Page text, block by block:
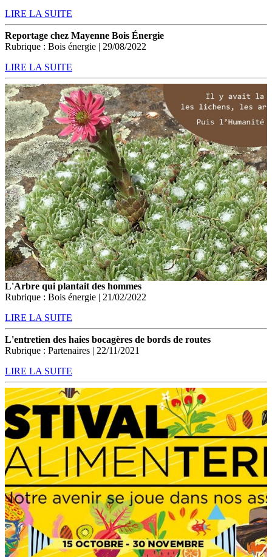
LIRE LA SUITE
Reportage chez Mayenne Bois Énergie
Rubrique : Bois énergie | 29/08/2022
LIRE LA SUITE
L'Arbre qui plantait des hommes
Rubrique : Bois énergie | 21/02/2022
LIRE LA SUITE
L'entretien des haies bocagères de bords de routes
Rubrique : Partenaires | 22/11/2021
LIRE LA SUITE